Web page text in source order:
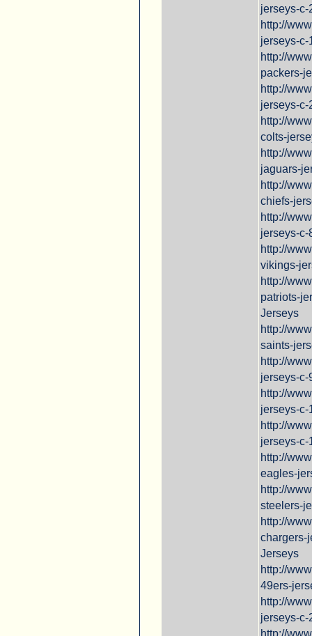
jerseys-
http://
jerseys-c-
http://
packers-
http://
jerseys-c-
http://
colts-
http://
jaguars-
http://
chiefs-
http://
jerseys-
http://
vikings-
http://
patriots-
Jerseys
http://
saints-
http://
jerseys-c-
http://
jerseys-c-
http://
jerseys-c-
http://
eagles-
http://
steelers-
http://
chargers-
Jerseys
http://
49ers-
http://
jerseys-
http://